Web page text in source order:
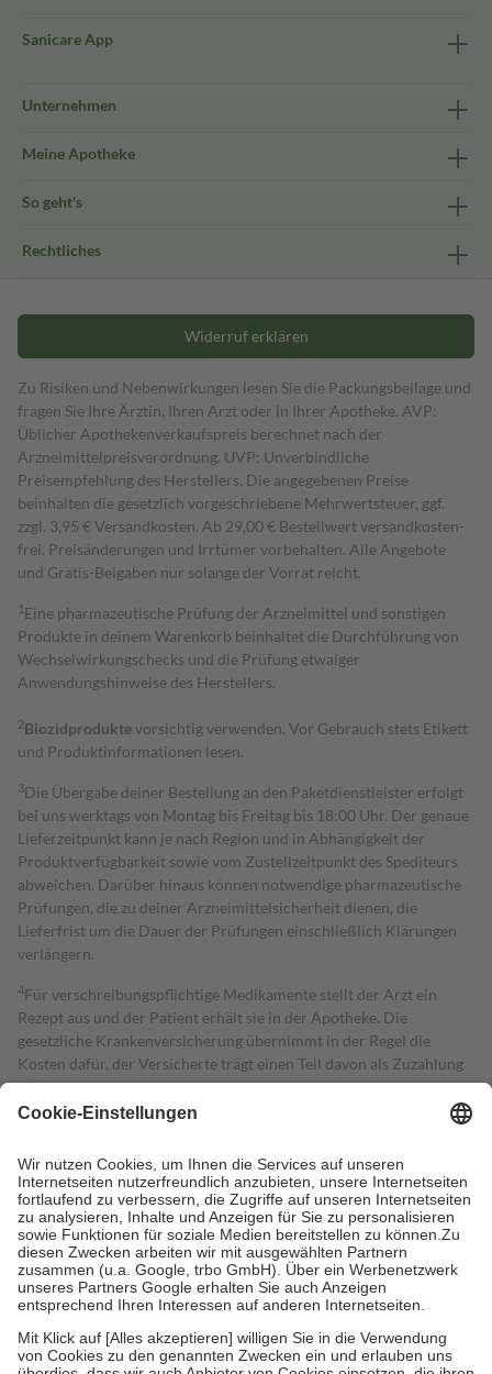
Sanicare App
Unternehmen
Meine Apotheke
So geht's
Rechtliches
Widerruf erklären
Zu Risiken und Nebenwirkungen lesen Sie die Packungsbeilage und
fragen Sie Ihre Ärztin, Ihren Arzt oder in Ihrer Apotheke. AVP:
Üblicher Apothekenverkaufspreis berechnet nach der
Arzneimittelpreisverordnung. UVP: Unverbindliche
Preisempfehlung des Herstellers. Die angegebenen Preise
beinhalten die gesetzlich vorgeschriebene Mehrwertsteuer, ggf.
zzgl. 3,95 € Versandkosten. Ab 29,00 € Bestell­wert versand­kosten­
frei. Preisänderungen und Irrtümer vorbehalten. Alle Angebote
und Gratis-Beigaben nur solange der Vorrat reicht.
1 Eine pharmazeutische Prüfung der Arzneimittel und sonstigen
Produkte in deinem Warenkorb beinhaltet die Durchführung von
Wechselwirkungschecks und die Prüfung etwaiger
Anwendungshinweise des Herstellers.
2Biozidproduktevorsichtig verwenden. Vor Gebrauch stets Etikett
und Produktinformationen lesen.
3Die Übergabe deiner Bestellung an den Paketdienstleister erfolgt
bei uns werktags von Montag bis Freitag bis 18:00 Uhr. Der genaue
Lieferzeitpunkt kann je nach Region und in Abhängigkeit der
Produktverfügbarkeit sowie vom Zustellzeitpunkt des Spediteurs
abweichen. Darüber hinaus können notwendige pharmazeutische
Prüfungen, die zu deiner Arzneimittelsicherheit dienen, die
Lieferfrist um die Dauer der Prüfungen einschließlich Klärungen
verlängern.
4Für verschreibungspflichtige Medikamente stellt der Arzt ein
Rezept aus und der Patient erhält sie in der Apotheke. Die
gesetzliche Krankenversicherung übernimmt in der Regel die
Kosten dafür, der Versicherte trägt einen Teil davon als Zuzahlung
mit.
Grundsätzlich leisten Mitglieder Zuzahlungen in Höhe von zehn
höchstens zehn Euro.
Es sind jedoch nie mehr als die tatsächlichen
Kosten der Leistung zu entrichten.
Diese Regeln gelten grundsätzlich auch für Online-Apotheken.
Bei Heilmitteln und häuslicher Krankenpflege beträgt die
Zuzahlung zehn Prozent der Kosten sowie zehn Euro je
Verordnung.
Um das Engagement der Versicherten für ihre eigene Gesundheit zu
stärken und die besondere Stellung der Familie zu unterstützen,
fallenkeine Zuzahlungenan bei:
• Kindern und Jugendlichen bis zum vollendeten 18. Lebensjahr